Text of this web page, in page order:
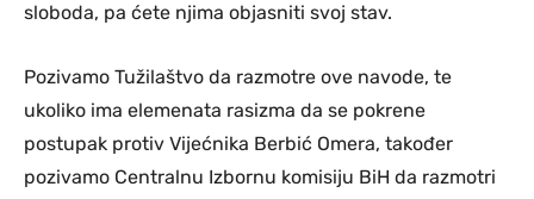
sloboda, pa ćete njima objasniti svoj stav.
Pozivamo Tužilaštvo da razmotre ove navode, te
ukoliko ima elemenata rasizma da se pokrene
postupak protiv Vijećnika Berbić Omera, također
pozivamo Centralnu Izbornu komisiju BiH da razmotri